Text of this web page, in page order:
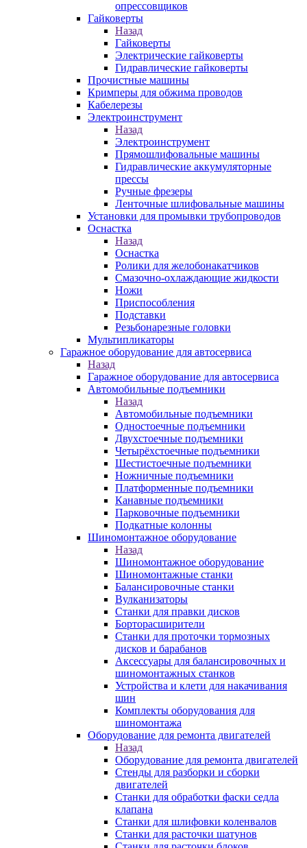
опрессовщиков
Гайковерты
Назад
Гайковерты
Электрические гайковерты
Гидравлические гайковерты
Прочистные машины
Кримперы для обжима проводов
Кабелерезы
Электроинструмент
Назад
Электроинструмент
Прямошлифовальные машины
Гидравлические аккумуляторные
прессы
Ручные фрезеры
Ленточные шлифовальные машины
Установки для промывки трубопроводов
Оснастка
Назад
Оснастка
Ролики для желобонакатчиков
Смазочно-охлаждающие жидкости
Ножи
Приспособления
Подставки
Резьбонарезные головки
Мультипликаторы
Гаражное оборудование для автосервиса
Назад
Гаражное оборудование для автосервиса
Автомобильные подъемники
Назад
Автомобильные подъемники
Одностоечные подъемники
Двухстоечные подъемники
Четырёхстоечные подъемники
Шестистоечные подъемники
Ножничные подъемники
Платформенные подъемники
Канавные подъемники
Парковочные подъемники
Подкатные колонны
Шиномонтажное оборудование
Назад
Шиномонтажное оборудование
Шиномонтажные станки
Балансировочные станки
Вулканизаторы
Станки для правки дисков
Борторасширители
Станки для проточки тормозных
дисков и барабанов
Аксессуары для балансировочных и
шиномонтажных станков
Устройства и клети для накачивания
шин
Комплекты оборудования для
шиномонтажа
Оборудование для ремонта двигателей
Назад
Оборудование для ремонта двигателей
Стенды для разборки и сборки
двигателей
Станки для обработки фаски седла
клапана
Станки для шлифовки коленвалов
Станки для расточки шатунов